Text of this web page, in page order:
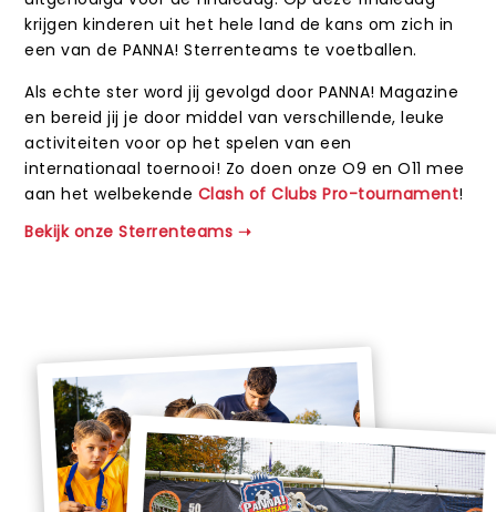
krijgen kinderen uit het hele land de kans om zich in
een van de PANNA! Sterrenteams te voetballen.
Als echte ster word jij gevolgd door PANNA! Magazine
en bereid jij je door middel van verschillende, leuke
activiteiten voor op het spelen van een
internationaal toernooi! Zo doen onze O9 en O11 mee
aan het welbekende Clash of Clubs Pro-tournament!
Bekijk onze Sterrenteams